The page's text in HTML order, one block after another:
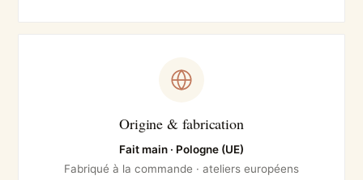
Origine & fabrication
Fait main · Pologne (UE)
Fabriqué à la commande · ateliers européens